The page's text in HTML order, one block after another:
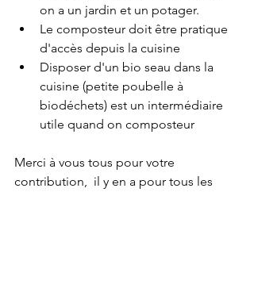
on a un jardin et un potager.
Le composteur doit être pratique
d'accès depuis la cuisine
Disposer d'un bio seau dans la
cuisine (petite poubelle à
biodéchets) est un intermédiaire
utile quand on composteur
Merci à vous tous pour votre
contribution,  il y en a pour tous les